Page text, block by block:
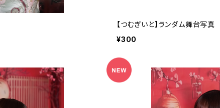
【つむぎいと】ランダム舞台写真
¥300